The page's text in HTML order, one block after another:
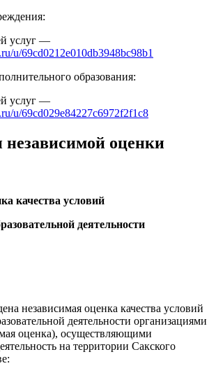
услуг —
u/69cd0212e010db3948bc98b1
образования:
услуг —
u/69cd029e84227c6972f2f1c8
независимой оценки
качества условий
деятельности
независимая оценка качества условий
деятельности организациями
оценка), осуществляющими
на территории Сакского